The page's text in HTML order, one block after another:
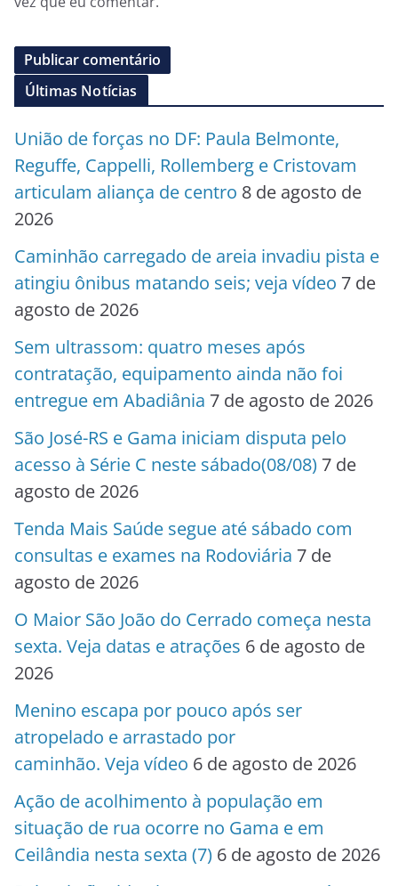
Últimas Notícias
União de forças no DF: Paula Belmonte,
Reguffe, Cappelli, Rollemberg e Cristovam
articulam aliança de centro 8 de agosto de
2026
Caminhão carregado de areia invadiu pista e
atingiu ônibus matando seis; veja vídeo 7 de
agosto de 2026
Sem ultrassom: quatro meses após
contratação, equipamento ainda não foi
entregue em Abadiânia 7 de agosto de 2026
São José-RS e Gama iniciam disputa pelo
acesso à Série C neste sábado(08/08) 7 de
agosto de 2026
Tenda Mais Saúde segue até sábado com
consultas e exames na Rodoviária 7 de
agosto de 2026
O Maior São João do Cerrado começa nesta
sexta. Veja datas e atrações 6 de agosto de
2026
Menino escapa por pouco após ser
atropelado e arrastado por
caminhão. Veja vídeo 6 de agosto de 2026
Ação de acolhimento à população em
situação de rua ocorre no Gama e em
Ceilândia nesta sexta (7) 6 de agosto de 2026